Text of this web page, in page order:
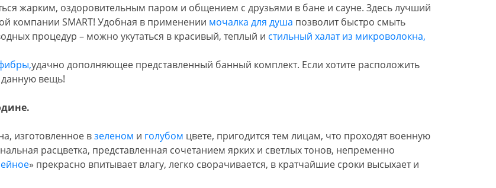
жарким, оздоровительным паром и общением с друзьями в бане и сауне. Здесь лучший
компании SMART! Удобная в применении мочалка для душа позволит быстро смыть
процедур – можно укутаться в красивый, теплый и стильный халат из микроволокна,
удачно дополняющее представленный банный комплект. Если хотите расположить
вещь!
изготовленное взеленом и голубом цвете, пригодится тем лицам, что проходят военную
расцветка, представленная сочетанием ярких и светлых тонов, непременно
» прекрасно впитывает влагу, легко сворачивается, в кратчайшие сроки высыхает и